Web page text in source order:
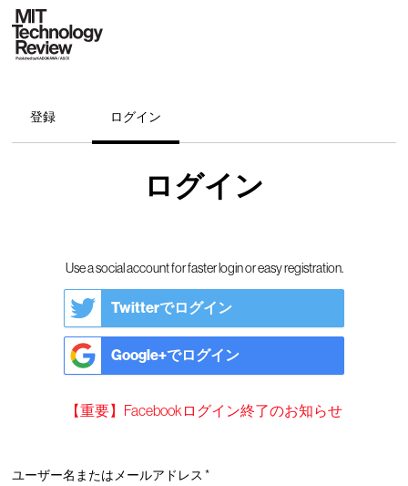
登録 ログイン
ログイン
Use a social account for faster login or easy registration.
Twitterでログイン
Google+でログイン
【重要】Facebookログイン終了のお知らせ
ユーザー名またはメールアドレス*必